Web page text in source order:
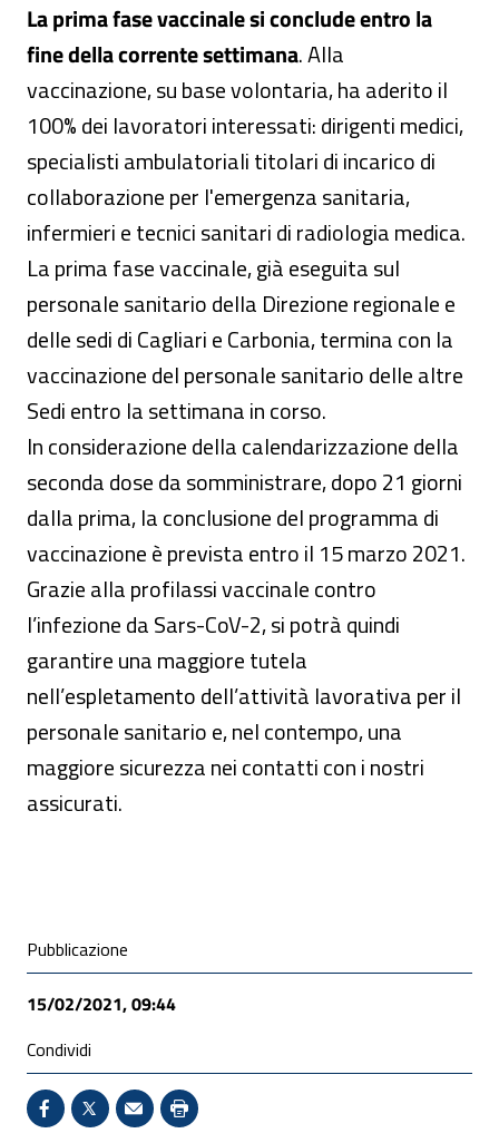
La prima fase vaccinale si conclude entro la
fine della corrente settimana. Alla
vaccinazione, su base volontaria, ha aderito il
100% dei lavoratori interessati: dirigenti medici,
specialisti ambulatoriali titolari di incarico di
collaborazione per l'emergenza sanitaria,
infermieri e tecnici sanitari di radiologia medica.
La prima fase vaccinale, già eseguita sul
personale sanitario della Direzione regionale e
delle sedi di Cagliari e Carbonia, termina con la
vaccinazione del personale sanitario delle altre
Sedi entro la settimana in corso.
In considerazione della calendarizzazione della
seconda dose da somministrare, dopo 21 giorni
dalla prima, la conclusione del programma di
vaccinazione è prevista entro il 15 marzo 2021.
Grazie alla profilassi vaccinale contro
l’infezione da Sars-CoV-2, si potrà quindi
garantire una maggiore tutela
nell’espletamento dell’attività lavorativa per il
personale sanitario e, nel contempo, una
maggiore sicurezza nei contatti con i nostri
assicurati.
Condivisione social
Pubblicazione
15/02/2021, 09:44
Condividi
Condividi su Facebook - Sito esterno - Apertura in
X - Sito esterno - Apertura in nuova finestra
Invio Mail: apre il programma di posta
Stampa pagina: scelta meno